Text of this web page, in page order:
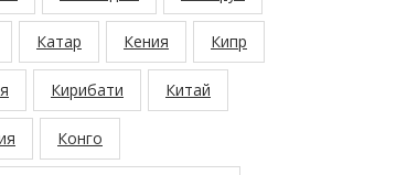
Катар Кения Кипр
Кирибати Китай
Конго